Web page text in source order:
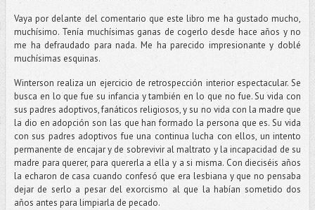
Vaya por delante del comentario que este libro me ha gustado mucho,
muchísimo. Tenía muchísimas ganas de cogerlo desde hace años y no
me ha defraudado para nada. Me ha parecido impresionante y doblé
muchísimas esquinas.
Winterson realiza un ejercicio de retrospección interior espectacular. Se
busca en lo que fue su infancia y también en lo que no fue. Su vida con
sus padres adoptivos, fanáticos religiosos, y su no vida con la madre que
la dio en adopción son las que han formado la persona que es. Su vida
con sus padres adoptivos fue una continua lucha con ellos, un intento
permanente de encajar y de sobrevivir al maltrato y la incapacidad de su
madre para querer, para quererla a ella y a si misma. Con dieciséis años
la echaron de casa cuando confesó que era lesbiana y que no pensaba
dejar de serlo a pesar del exorcismo al que la habían sometido dos
años antes para limpiarla de pecado.